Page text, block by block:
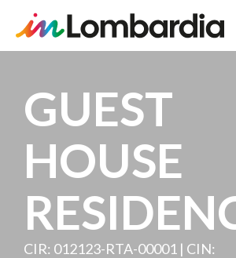
main
content
GUEST
HOUSE
CIR: 012123-RTA-00001 | CIN: